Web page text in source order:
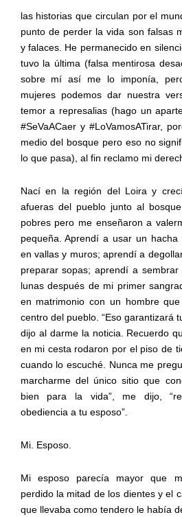
las historias que circulan por el
punto de perder la vida son falsas
y falaces. He permanecido en
tuvo la última (falsa mentirosa
sobre mí así me lo imponía,
mujeres podemos dar nuestra
temor a represalias (hago un
#SeVaACaer y #LoVamosATirar,
medio del bosque pero eso no
lo que pasa), al fin reclamo mi
Nací en la región del Loira y
afueras del pueblo junto al
pobres pero me enseñaron a
pequeña. Aprendí a usar un
en vallas y muros; aprendí a
preparar sopas; aprendí a
lunas después de mi primer
en matrimonio con un hombre
centro del pueblo. “Eso garantizará
dijo al darme la noticia. Recuerdo
en mi cesta rodaron por el piso de
cuando lo escuché. Nunca me
marcharme del único sitio que
bien para la vida”, me dijo,
obediencia a tu esposo”.
Mi. Esposo.
Mi esposo parecía mayor que
perdido la mitad de los dientes y el
que llevaba como tendero le había